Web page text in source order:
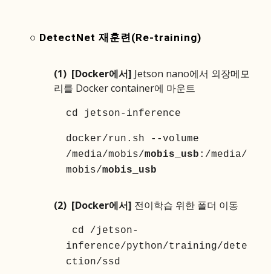
○ DetectNet 재훈련(Re-training)
(1) [Docker에서] Jetson nano에서 외장메모
리를 Docker container에 마운트
cd jetson-inference
docker/run.sh --volume
/media/mobis/mobis_usb :/media/
mobis/mobis_usb
(2) [Docker에서] 전이학습 위한 폴더 이동
cd /jetson-
inference/python/training/dete
ction/ssd